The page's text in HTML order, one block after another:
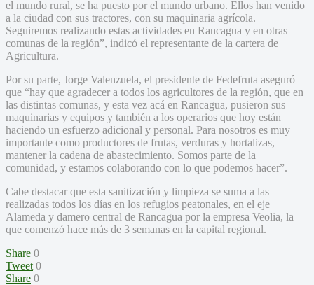
el mundo rural, se ha puesto por el mundo urbano. Ellos han venido
a la ciudad con sus tractores, con su maquinaria agrícola.
Seguiremos realizando estas actividades en Rancagua y en otras
comunas de la región”, indicó el representante de la cartera de
Agricultura.
Por su parte, Jorge Valenzuela, el presidente de Fedefruta aseguró
que “hay que agradecer a todos los agricultores de la región, que en
las distintas comunas, y esta vez acá en Rancagua, pusieron sus
maquinarias y equipos y también a los operarios que hoy están
haciendo un esfuerzo adicional y personal. Para nosotros es muy
importante como productores de frutas, verduras y hortalizas,
mantener la cadena de abastecimiento. Somos parte de la
comunidad, y estamos colaborando con lo que podemos hacer”.
Cabe destacar que esta sanitización y limpieza se suma a las
realizadas todos los días en los refugios peatonales, en el eje
Alameda y damero central de Rancagua por la empresa Veolia, la
que comenzó hace más de 3 semanas en la capital regional.
Share 0
Tweet 0
Share 0